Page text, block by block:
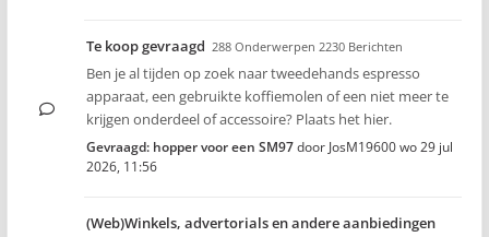
Te koop gevraagd 288 Onderwerpen 2230 Berichten
Ben je al tijden op zoek naar tweedehands espresso
apparaat, een gebruikte koffiemolen of een niet meer te
krijgen onderdeel of accessoire? Plaats het hier.
Gevraagd: hopper voor een SM97door JosM19600wo 29 jul
2026, 11:56
(Web)Winkels, advertorials en andere aanbiedingen